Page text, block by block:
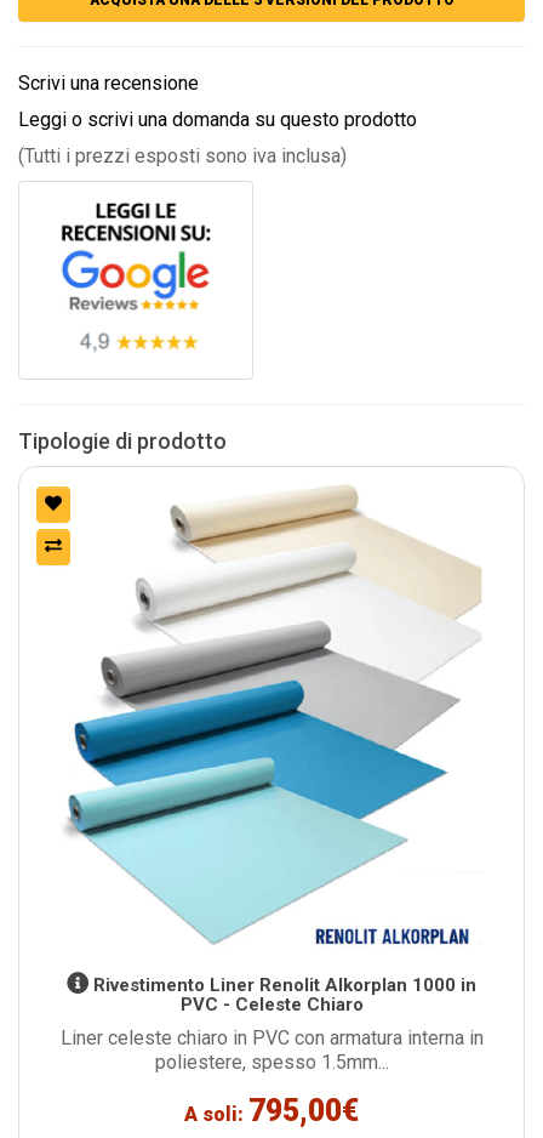
Scrivi una recensione
Leggi o scrivi una domanda su questo prodotto
(Tutti i prezzi esposti sono iva inclusa)
Tipologie di prodotto
Rivestimento Liner Renolit Alkorplan 1000 in
PVC - Celeste Chiaro
Liner celeste chiaro in PVC con armatura interna in
poliestere, spesso 1.5mm...
A soli: 795,00€